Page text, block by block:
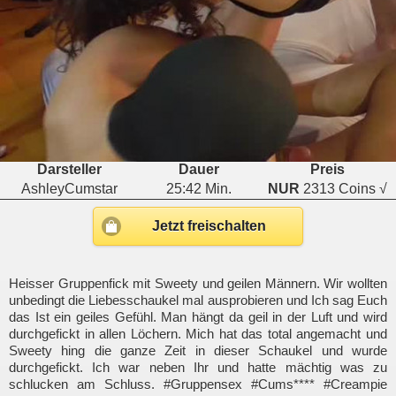
Darsteller Dauer
Preis
AshleyCumstar
25:42 Min. NUR 2313 Coins √
Jetzt freischalten
Heisser Gruppenfick mit Sweety und geilen Männern. Wir wollten
unbedingt die Liebesschaukel mal ausprobieren und Ich sag Euch
das Ist ein geiles Gefühl. Man hängt da geil in der Luft und wird
durchgefickt in allen Löchern. Mich hat das total angemacht und
Sweety hing die ganze Zeit in dieser Schaukel und wurde
durchgefickt. Ich war neben Ihr und hatte mächtig was zu
schlucken am Schluss. #Gruppensex #Cums**** #Creampie